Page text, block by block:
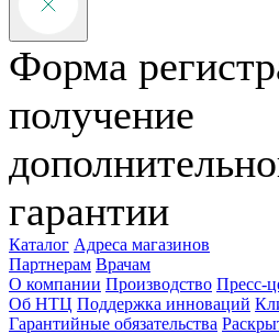
Форма
получение
гарантии
Каталог Адреса магазинов
Партнерам Врачам
О компании Производство Пресс-
Об НТЦ Поддержка инноваций
Гарантийные обязательства